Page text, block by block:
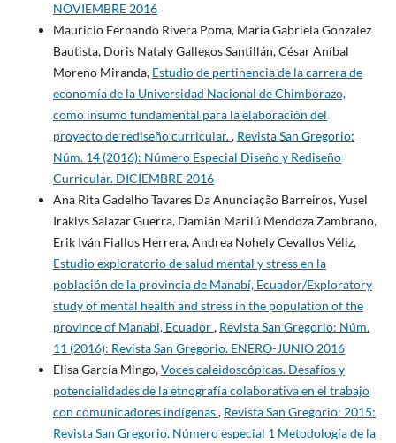
NOVIEMBRE 2016
Mauricio Fernando Rivera Poma, Maria Gabriela González
Bautista, Doris Nataly Gallegos Santillán, César Aníbal
Moreno Miranda, Estudio de pertinencia de la carrera de
economía de la Universidad Nacional de Chimborazo,
como insumo fundamental para la elaboración del
proyecto de rediseño curricular., Revista San Gregorio:
Núm. 14 (2016): Número Especial Diseño y Rediseño
Curricular. DICIEMBRE 2016
Ana Rita Gadelho Tavares Da Anunciação Barreiros, Yusel
Iraklys Salazar Guerra, Damián Marilú Mendoza Zambrano,
Erik Iván Fiallos Herrera, Andrea Nohely Cevallos Véliz,
Estudio exploratorio de salud mental y stress en la
población de la provincia de Manabí, Ecuador/Exploratory
study of mental health and stress in the population of the
province of Manabi, Ecuador, Revista San Gregorio: Núm.
11 (2016): Revista San Gregorio. ENERO-JUNIO 2016
Elisa García Mingo,Voces caleidoscópicas. Desafíos y
potencialidades de la etnografía colaborativa en el trabajo
con comunicadores indígenas, Revista San Gregorio: 2015:
Revista San Gregorio. Número especial 1 Metodología de la